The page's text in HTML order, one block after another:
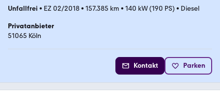
Unfallfrei • EZ 02/2018• 157.385 km • 140 kW (190 PS) • Diesel
Privatanbieter
51065 Köln
Kontakt Parken